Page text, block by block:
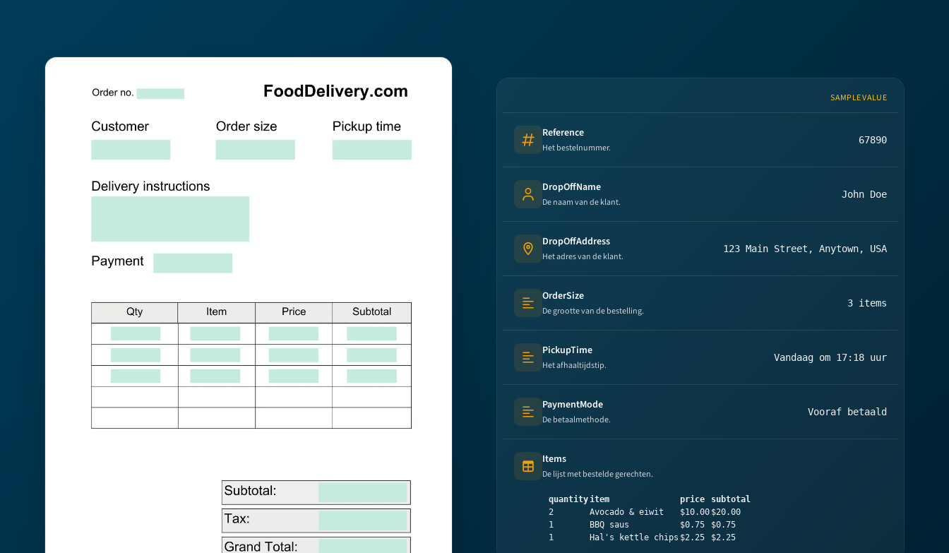
SAMPLE VALUE
Number
Reference
Het bestelnummer.
67890
Person's name
DropOffName
De naam van de klant.
John Doe
Address
DropOffAddress
Het adres van de klant.
123 Main Street, Anytown, USA
Text (multi-lines)
OrderSize
De grootte van de bestelling.
3 items
Text (multi-lines)
PickupTime
Het afhaaltijdstip.
Vandaag om 17:18 uur
Text (multi-lines)
PaymentMode
De betaalmethode.
Vooraf betaald
Table (list of items)
Items
De lijst met bestelde gerechten.
quantityitem price
subtotal
2
Avocado & eiwit $10.00 $20.00
1
BBQ saus $0.75
$0.75
1
Hal's kettle chips $2.25 $2.25